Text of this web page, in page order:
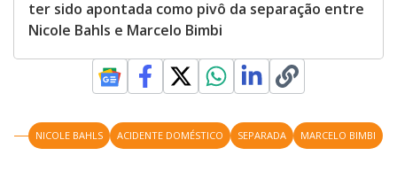
ter sido apontada como pivô da separação entre
Nicole Bahls e Marcelo Bimbi
NICOLE BAHLS ACIDENTE DOMÉSTICO SEPARADA MARCELO BIMBI